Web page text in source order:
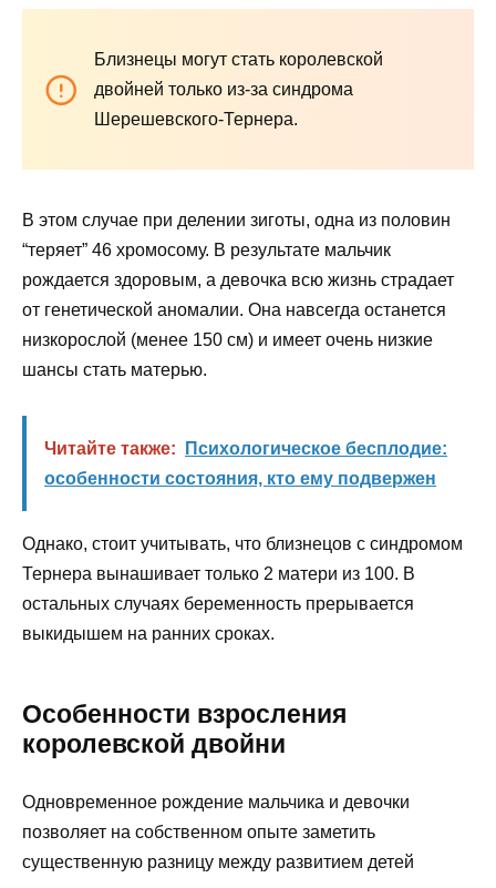
Близнецы могут стать королевской
двойней только из-за синдрома
Шерешевского-Тернера.
В этом случае при делении зиготы, одна из половин
“теряет” 46 хромосому. В результате мальчик
рождается здоровым, а девочка всю жизнь страдает
от генетической аномалии. Она навсегда останется
низкорослой (менее 150 см) и имеет очень низкие
шансы стать матерью.
Читайте также:
Психологическое бесплодие:
особенности состояния, кто ему подвержен
Однако, стоит учитывать, что близнецов с синдромом
Тернера вынашивает только 2 матери из 100. В
остальных случаях беременность прерывается
выкидышем на ранних сроках.
Особенности взросления
королевской двойни
Одновременное рождение мальчика и девочки
позволяет на собственном опыте заметить
существенную разницу между развитием детей